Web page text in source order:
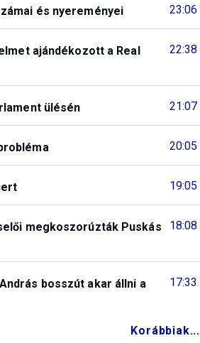
23:06
és nyereményei
22:38
ajándékozott a Real
21:07
ülésén
20:05
19:05
18:08
megkoszorúzták Puskás
17:33
bosszút akar állni a
Korábbiak...